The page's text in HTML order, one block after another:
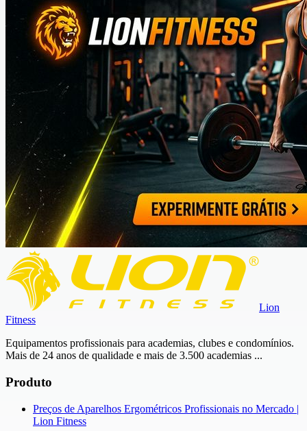
Lion
Fitness
Equipamentos profissionais para academias, clubes e condomínios.
Mais de 24 anos de qualidade e mais de 3.500 academias ...
Produto
Preços de Aparelhos Ergométricos Profissionais no Mercado |
Lion Fitness